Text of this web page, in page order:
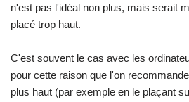
n'est pas l'idéal non plus, mais serait
placé trop haut.
C'est souvent le cas avec les
pour cette raison que l'on
plus haut (par exemple en le plaçant